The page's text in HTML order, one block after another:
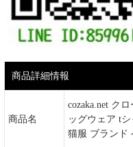
商品詳細情報
商品名
cozaka.net ク
ッグウェア t
猫服 ブランド